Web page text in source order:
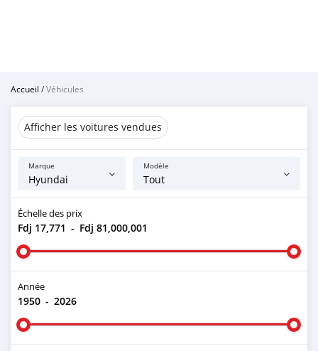
Accueil /Véhicules
Afficher les voitures vendues
Marque Modèle
Échelle des prix
Fdj 17,771 - Fdj 81,000,001
Année
1950 - 2026